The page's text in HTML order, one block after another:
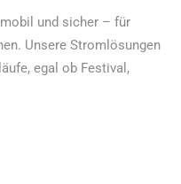
und sicher – für
Unsere Stromlösungen
egal ob Festival,